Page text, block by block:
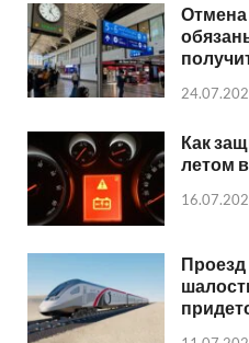
Отмена
Как
летом
Проезд